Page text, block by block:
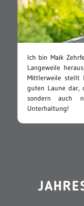
Ich bin Maik
Langeweile
Mittlerweile stellt
guten Laune dar,
sondern auch
Unterhaltung!